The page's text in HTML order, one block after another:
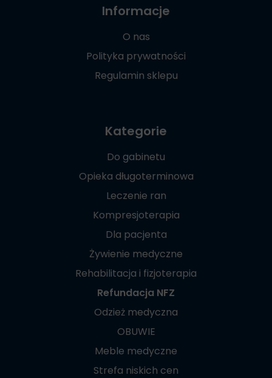
Informacje
O nas
Polityka prywatności
Regulamin sklepu
Kategorie
Do gabinetu
Opieka długoterminowa
Leczenie ran
Kompresjoterapia
Dla pacjenta
Żywienie medyczne
Rehabilitacja i fizjoterapia
Refundacja NFZ
Odzież medyczna
OBUWIE
Meble medyczne
Strefa niskich cen